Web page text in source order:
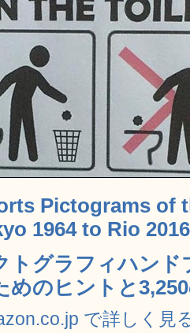
Pictograms of
1964 to Rio 2016
トグラフィハン
めのヒントと
で詳しく見